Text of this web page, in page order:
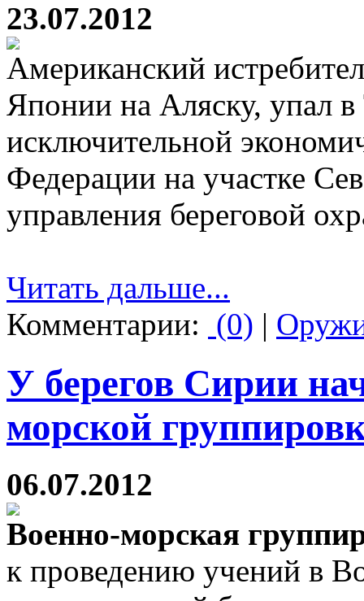
23.07.2012
Американский
Японии на Аляску, упал
исключительной
Федерации на участке
управления береговой
Читать дальше...
Комментарии: (0) |
У берегов Сирии
морской
06.07.2012
Военно-морская
к проведению учений в